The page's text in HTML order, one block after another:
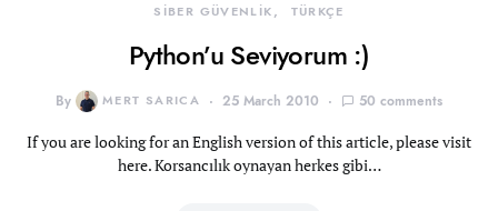
SİBER GÜVENLİK TÜRKÇE
Python’u Seviyorum :)
By MERT SARICA 25 March 2010 50 comments
If you are looking for an English version of this article, please visit
here. Korsancılık oynayan herkes gibi…